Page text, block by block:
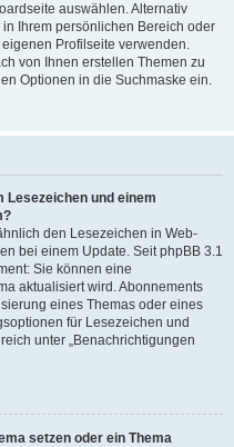
auswählen. Alternativ
in Ihrem persönlichen Bereich oder
Profilseite verwenden.
von Ihnen erstellen Themen zu
Optionen in die Suchmaske ein.
Lesezeichen und einem
den Lesezeichen in Web-
bei einem Update. Seit phpBB 3.1
Sie können eine
aktualisiert wird. Abonnements
eines Themas oder eines
für Lesezeichen und
unter „Benachrichtigungen
setzen oder ein Thema